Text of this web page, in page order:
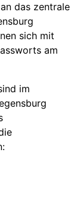
das zentrale
sich mit
am
im